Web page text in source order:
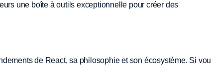
une boîte à outils exceptionnelle pour créer des
de React, sa philosophie et son écosystème. Si